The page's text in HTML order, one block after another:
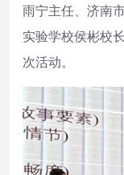
雨宁主任、济南
实验学校侯彬校
次活动。